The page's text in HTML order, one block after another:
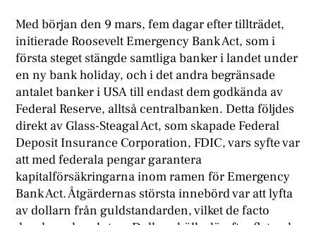
Med början den 9 mars, fem dagar efter tillträdet,
initierade Roosevelt Emergency Bank Act, som i
första steget stängde samtliga banker i landet under
en ny bank holiday, och i det andra begränsade
antalet banker i USA till endast dem godkända av
Federal Reserve, alltså centralbanken. Detta följdes
direkt av Glass-Steagal Act, som skapade Federal
Deposit Insurance Corporation, FDIC, vars syfte var
att med federala pengar garantera
kapitalförsäkringarna inom ramen för Emergency
Bank Act. Åtgärdernas största innebörd var att lyfta
av dollarn från guldstandarden, vilket de facto